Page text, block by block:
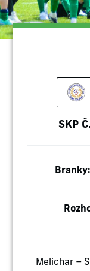
SKP
Branky:
Melichar –